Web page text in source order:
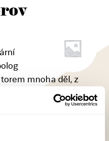
mnoha děl, z
přeloženy Dobytí
mezní situaci (1991,
(1970, č. 2011).